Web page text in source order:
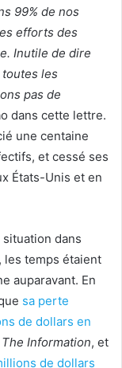
99% de nos
efforts des
Inutile de dire
les
pas de
dans cette lettre.
une centaine
et cessé ses
États-Unis et en
dans
, les temps étaient
auparavant. En
sa perte
de dollars en
The Information, et
de dollars